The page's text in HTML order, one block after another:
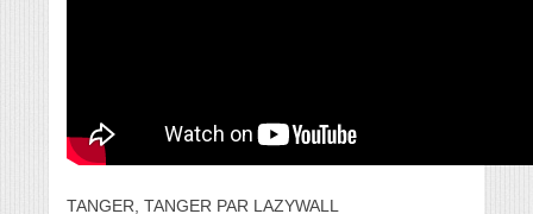
TANGER, TANGER PAR LAZYWALL